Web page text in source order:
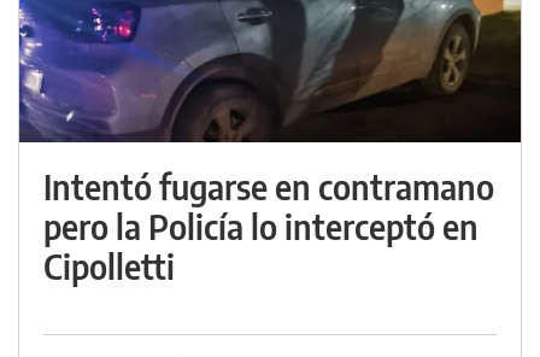
Intentó fugarse en contramano
pero la Policía lo interceptó en
Cipolletti